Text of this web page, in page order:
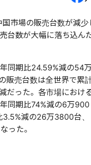
市場の販売台数が減少
台数が大幅に落ち込ん
同期比24.59%減の54
販売台数は全世界で累
だった。各市場におけ
同期比74%減の6万900
減の26万3800台、
った。